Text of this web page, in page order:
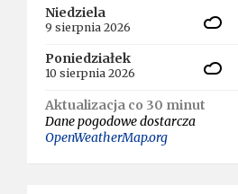
Niedziela
9 sierpnia 2026
Poniedziałek
10 sierpnia 2026
Aktualizacja co 30 minut
Dane pogodowe dostarcza
OpenWeatherMap.org